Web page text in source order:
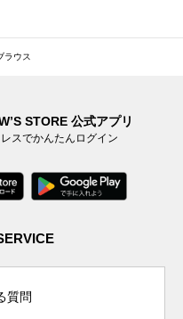
ラウス
STORE 公式アプリ
スでかんたんログイン
質問